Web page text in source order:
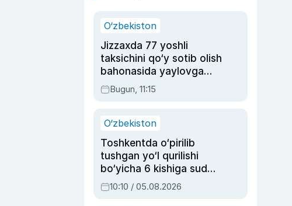
O‘zbekiston
Jizzaxda 77 yoshli
taksichini qo‘y sotib olish
bahonasida yaylovga
olib borib o‘ldirgan yigit
20 yilga qamaldi
Bugun, 11:15
O‘zbekiston
Toshkentda o‘pirilib
tushgan yo‘l qurilishi
bo‘yicha 6 kishiga sud
hukmi o‘qildi
10:10 / 05.08.2026